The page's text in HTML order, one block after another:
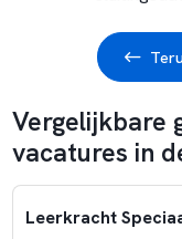
Vergelijkbare
vacatures in
Leerkracht